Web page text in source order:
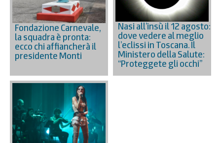
Fondazione Carnevale,
la squadra è pronta:
ecco chi affiancherà il
presidente Monti
Nasi all’insù il 12 agosto:
dove vedere al meglio
l’eclissi in Toscana. Il
Ministero della Salute:
“Proteggete gli occhi”